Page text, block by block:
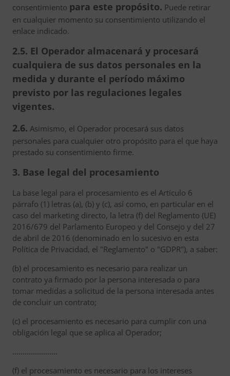
consentimiento para este propósito. Puede retirar
en cualquier momento su consentimiento utilizando el
enlace indicado.
2.5. El Operador almacenará y procesará
cualquiera de sus datos personales en la
medida y durante el período máximo
previsto por las regulaciones legales
vigentes.
2.6. Asimismo, el Operador procesará sus datos
personales para cualquier otro propósito para el que haya
prestado su consentimiento firme.
3. Base legal del procesamiento
La base legal para el procesamiento es el Artículo 6
párrafo (1) letras (a), (b) y (c), así como, en particular en el
caso del marketing directo, la letra (f) del Reglamento (UE)
2016/679 del Parlamento Europeo y del Consejo y del 27
de abril de 2016 (denominado en lo sucesivo en esta
Política de Privacidad, el "Reglamento" o "GDPR"), a saber:
(b) el procesamiento es necesario para realizar un
contrato ya firmado por la persona interesada o para
tomar medidas a solicitud de la persona interesada antes
de concluir un contrato;
(c) el procesamiento es necesario para cumplir con una
obligación legal que se aplica al Operador;
......................
(f) el procesamiento es necesario para los intereses